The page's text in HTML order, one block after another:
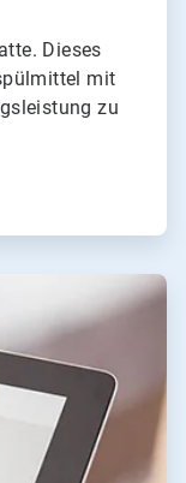
Dieses
mit
zu